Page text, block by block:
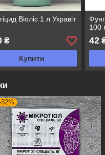
Віоліс 1 л Укравіт
₴
Купити
100
42